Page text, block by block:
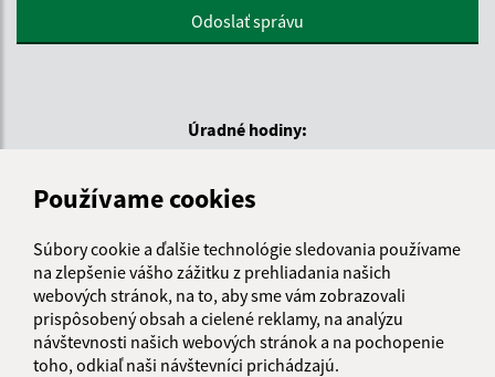
Používame cookies
Súbory cookie a ďalšie technológie sledovania používame
na zlepšenie vášho zážitku z prehliadania našich
webových stránok, na to, aby sme vám zobrazovali
prispôsobený obsah a cielené reklamy, na analýzu
návštevnosti našich webových stránok a na pochopenie
toho, odkiaľ naši návštevníci prichádzajú.
Google reCaptcha ResponseOdoslať správu
Úradné hodiny:
Pondelok:
08.00 - 12:30
Streda:
08.00 - 12:30 13:30 - 17:00
Štvrtok:
nestránkový deň
Piatok:
08.00 - 12:30
Obedňajšia prestávka:12:30 - 13:30